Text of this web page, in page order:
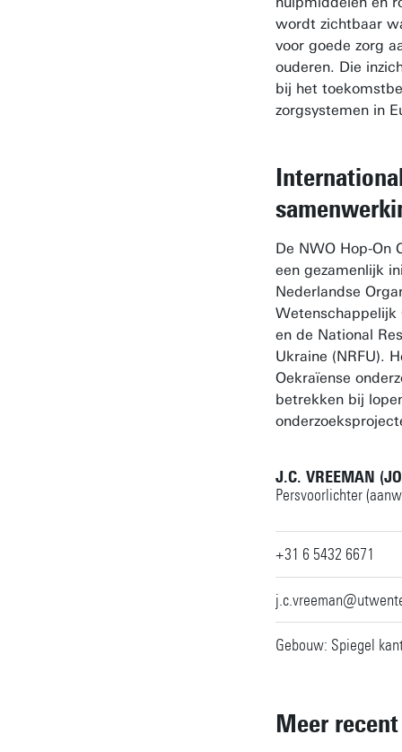
wordt zichtbaar
voor goede zorg
ouderen. Die
bij het
zorgsystemen in
De NWO Hop-On
een gezamenlijk
Nederlandse
Wetenschappelijk
en de National
Ukraine (NRFU).
Oekraïense
betrekken bij
J.C. VREEMAN
Persvoorlichter
+31 6 5432 6671
Gebouw: Spiegel
Meer